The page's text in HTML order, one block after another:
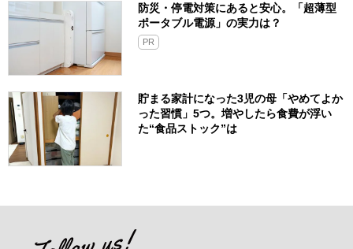
防災・停電対策にあると安心。「超薄型
ポータブル電源」の実力は？​
PR
貯まる家計になった3児の母「やめてよか
った習慣」5つ。増やしたら食費が浮い
た“食品ストック”は